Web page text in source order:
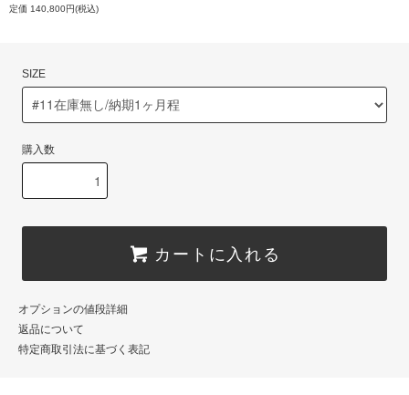
定価 140,800円(税込)
SIZE
購入数
カートに入れる
オプションの値段詳細
返品について
特定商取引法に基づく表記